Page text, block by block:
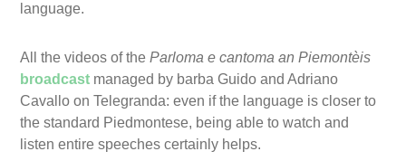
language.
All the videos of theParloma e cantoma an Piemontèis
broadcast managed by barba Guido and Adriano
Cavallo on Telegranda: even if the language is closer to
the standard Piedmontese, being able to watch and
listen entire speeches certainly helps.